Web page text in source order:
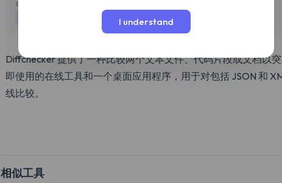
平台
macOS 免费
Diffchecker 提供了一种比较两个文本文件、代码片段或文档以
即使用的在线工具和一个桌面应用程序，用于对包括 JSON 和
线比较。
相似工具
I understand